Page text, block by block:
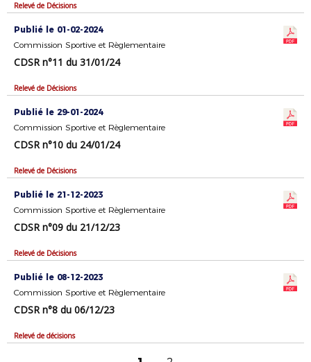
Relevé de Décisions
Publié le 01-02-2024
Commission Sportive et Règlementaire
CDSR n°11 du 31/01/24
Relevé de Décisions
Publié le 29-01-2024
Commission Sportive et Règlementaire
CDSR n°10 du 24/01/24
Relevé de Décisions
Publié le 21-12-2023
Commission Sportive et Règlementaire
CDSR n°09 du 21/12/23
Relevé de Décisions
Publié le 08-12-2023
Commission Sportive et Règlementaire
CDSR n°8 du 06/12/23
Relevé de décisions